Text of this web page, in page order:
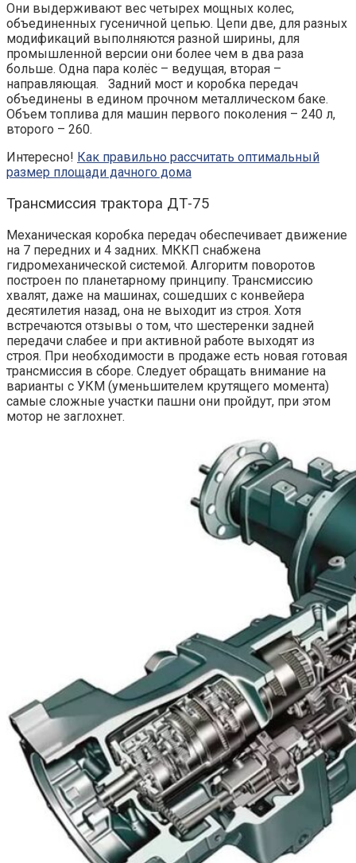
Они выдерживают вес четырех мощных колес,
объединенных гусеничной цепью. Цепи две, для разных
модификаций выполняются разной ширины, для
промышленной версии они более чем в два раза
больше. Одна пара колёс – ведущая, вторая –
направляющая. Задний мост и коробка передач
объединены в едином прочном металлическом баке.
Объем топлива для машин первого поколения – 240 л,
второго – 260.
Интересно! Как правильно рассчитать оптимальный
размер площади дачного дома
Трансмиссия трактора ДТ-75
Механическая коробка передач обеспечивает движение
на 7 передних и 4 задних. МККП снабжена
гидромеханической системой. Алгоритм поворотов
построен по планетарному принципу. Трансмиссию
хвалят, даже на машинах, сошедших с конвейера
десятилетия назад, она не выходит из строя. Хотя
встречаются отзывы о том, что шестеренки задней
передачи слабее и при активной работе выходят из
строя. При необходимости в продаже есть новая готовая
трансмиссия в сборе. Следует обращать внимание на
варианты с УКМ (уменьшителем крутящего момента)
самые сложные участки пашни они пройдут, при этом
мотор не заглохнет.